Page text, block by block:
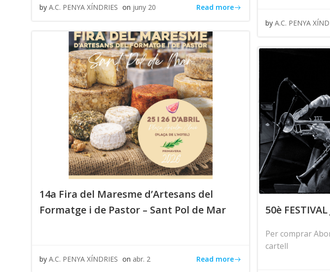
by A.C. PENYA XÍNDRIES on juny 20 Read more
by A.C. PENYA
14a Fira del Maresme d’Artesans del
Formatge i de Pastor – Sant Pol de Mar
by A.C. PENYA XÍNDRIES on abr. 2 Read more
50è
Per comprar
cartell